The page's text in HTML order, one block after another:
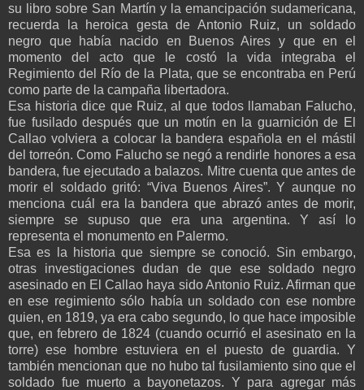
su libro sobre San Martín y la emancipación sudamericana,
recuerda la heroica gesta de Antonio Ruiz, un soldado
negro que había nacido en Buenos Aires y que en el
momento del acto que le costó la vida integraba el
Regimiento del Río de la Plata, que se encontraba en Perú
como parte de la campaña libertadora.
Esa historia dice que Ruiz, al que todos llamaban Falucho,
fue fusilado después que un motín en la guarnición de El
Callao volviera a colocar la bandera española en el mástil
del torreón. Como Falucho se negó a rendirle honores a esa
bandera, fue ejecutado a balazos. Mitre cuenta que antes de
morir el soldado gritó: “Viva Buenos Aires”. Y aunque no
menciona cuál era la bandera que abrazó antes de morir,
siempre se supuso que era una argentina. Y así lo
representa el monumento en Palermo.
Esa es la historia que siempre se conoció. Sin embargo,
otras investigaciones dudan de que ese soldado negro
asesinado en El Callao haya sido Antonio Ruiz. Afirman que
en ese regimiento sólo había un soldado con ese nombre
quien, en 1819, ya era cabo segundo, lo que hace imposible
que, en febrero de 1824 (cuando ocurrió el asesinato en la
torre) ese hombre estuviera en el puesto de guardia. Y
también mencionan que no hubo tal fusilamiento sino que el
soldado fue muerto a bayonetazos. Y para agregar más